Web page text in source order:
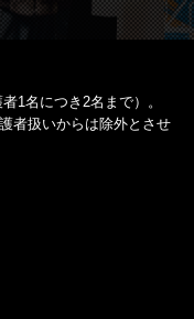
1名につき2名まで）。
者扱いからは除外とさせ